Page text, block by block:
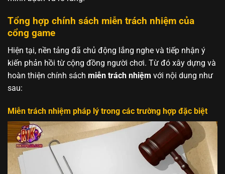
Tổng hợp chính sách miễn trách nhiệm của
cổng game
Hiện tại, nền tảng đã chủ động lắng nghe và tiếp nhận ý
kiến phản hồi từ cộng đồng người chơi. Từ đó xây dựng và
hoàn thiện chính sách miễn trách nhiệm với nội dung như
sau:
Miễn trách nhiệm pháp lý trong các trường hợp đặc biệt